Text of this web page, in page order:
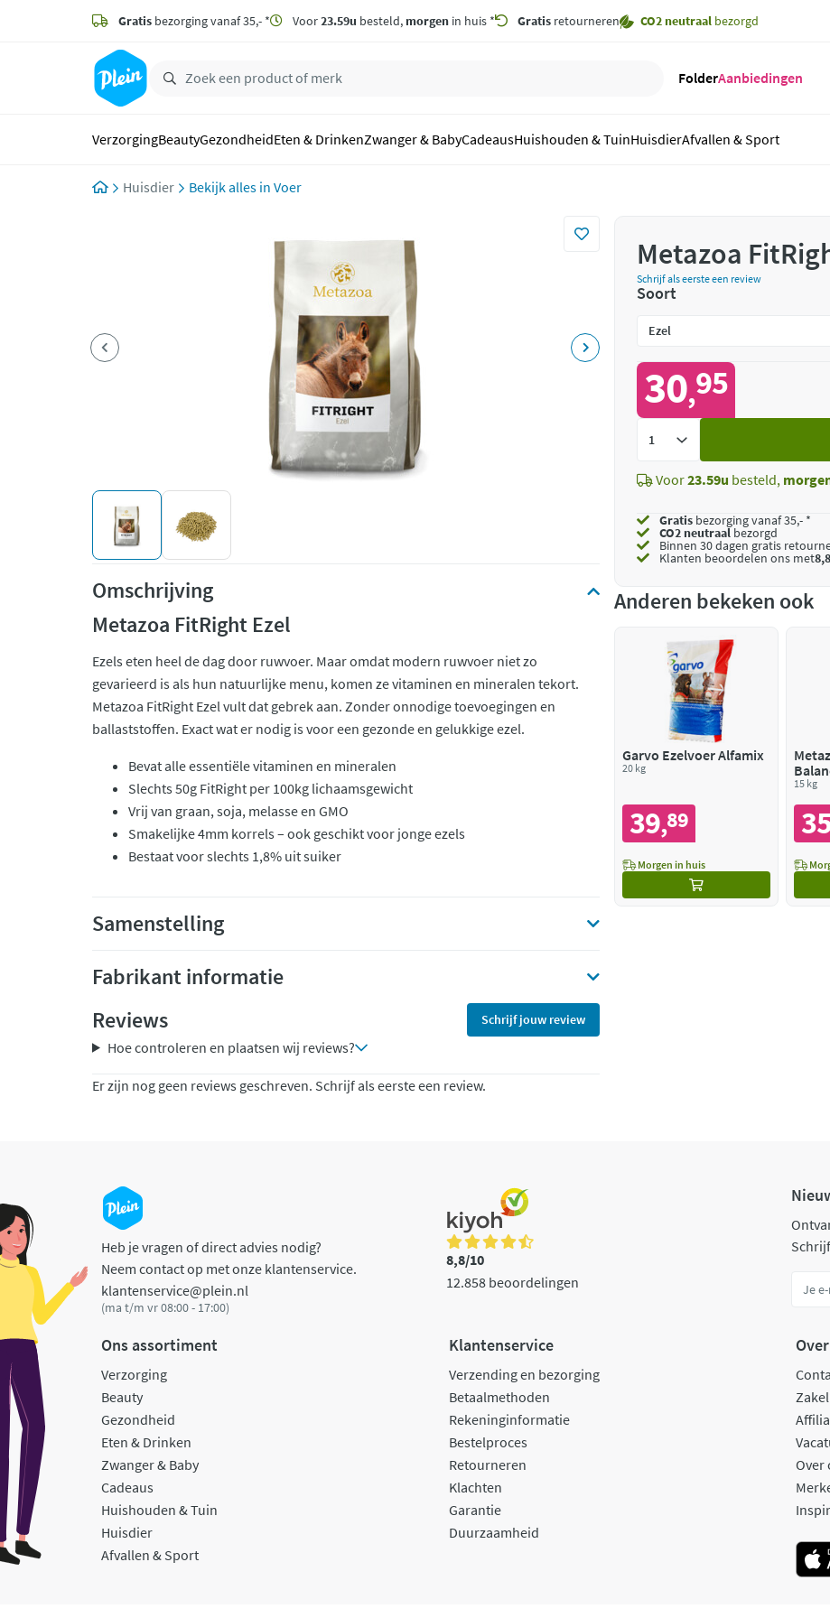
zoeken
hoofdinhoud
Gratis bezorging vanaf 35,- * Voor23.59u besteld, morgen in huis * Gratis retourneren CO2 neutraal bezorgd
FolderAanbiedingen
VerzorgingBeautyGezondheidEten & DrinkenZwanger & BabyCadeausHuishouden & TuinHuisdierAfvallen & Sport
Huisdier Voer
Omschrijving
Metazoa FitRight Ezel
Ezels eten heel de dag door ruwvoer. Maar omdat modern ruwvoer niet zo
gevarieerd is als hun natuurlijke menu, komen ze vitaminen en mineralen tekort.
Metazoa FitRight Ezel vult dat gebrek aan. Zonder onnodige toevoegingen en
ballaststoffen. Exact wat er nodig is voor een gezonde en gelukkige ezel.
Bevat alle essentiële vitaminen en mineralen
Slechts 50g FitRight per 100kg lichaamsgewicht
Vrij van graan, soja, melasse en GMO
Smakelijke 4mm korrels – ook geschikt voor jonge ezels
Bestaat voor slechts 1,8% uit suiker
Samenstelling
Fabrikant informatie
Reviews
Schrijf jouw review
Hoe controleren en plaatsen wij reviews?
Er zijn nog geen reviews geschreven. Schrijf als eerste een review.
Metazoa
Schrijf als eerste een review
Soort
30,95
Voor23.59u besteld,
Gratis bezorging vanaf 35,- *
CO2 neutraalbezorgd
Binnen 30 dagen gratis
Klanten beoordelen ons met
Anderen bekeken ook
Garvo Ezelvoer Alfamix
20 kg
39,89
Morgen in huis
15 kg
Heb je vragen of direct advies nodig?
Neem contact op met onze klantenservice.
klantenservice@plein.nl
(ma t/m vr 08:00 - 17:00)
8,8/10
12.858 beoordelingen
Ons assortiment
Verzorging
Beauty
Gezondheid
Eten & Drinken
Zwanger & Baby
Cadeaus
Huishouden & Tuin
Huisdier
Afvallen & Sport
Klantenservice
Verzending en bezorging
Betaalmethoden
Rekeninginformatie
Bestelproces
Retourneren
Klachten
Garantie
Duurzaamheid
Over